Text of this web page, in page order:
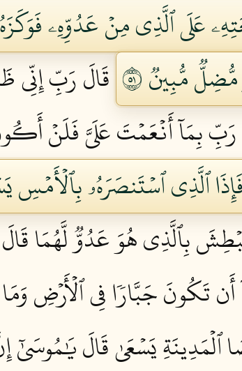
عَلَى ٱلَّذِي مِنۡ عَدُوِّهِۦ
مُّبِينٞ ١٥
قَالَ رَبِّ إِنِّي
بِمَآ أَنۡعَمۡتَ عَلَيَّ فَلَنۡ
ٱلَّذِي ٱسۡتَنصَرَهُۥ
بِٱلَّذِي هُوَ عَدُوّٞ لَّهُمَا
تَكُونَ جَبَّارٗا فِي ٱلۡأَرۡضِ
يَسۡعَىٰ قَالَ يَٰمُوسَىٰٓ